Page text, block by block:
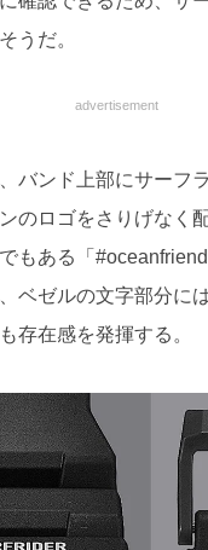
うだ。
advertisement
バンド上部にサーフ
のロゴをさりげなく
もある「
ベゼルの文字部分に
存在感を発揮する。